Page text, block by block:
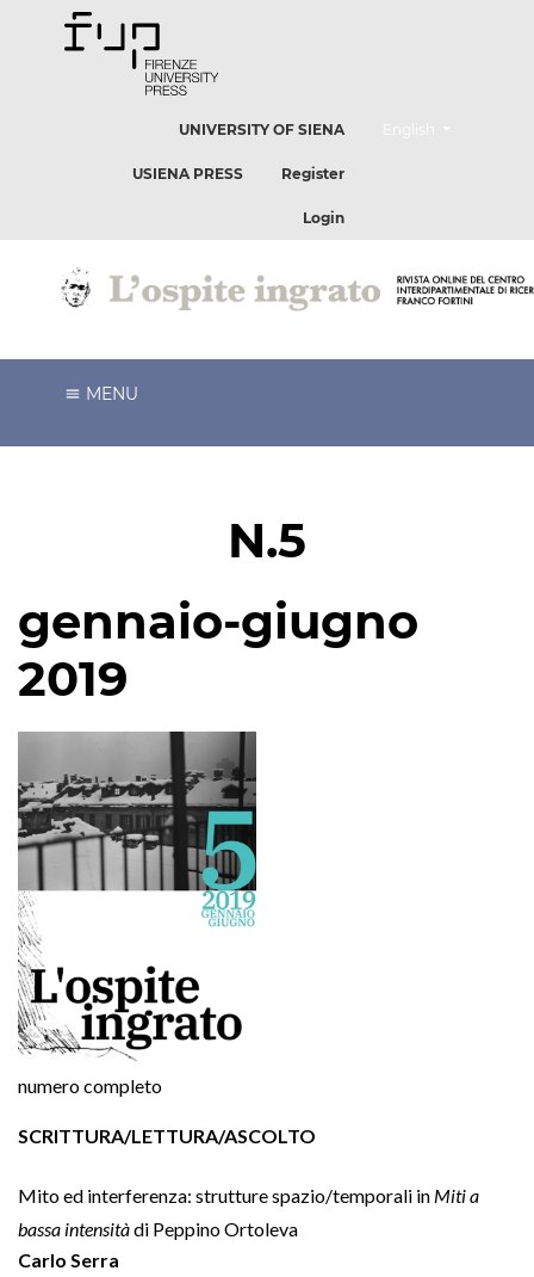
UNIVERSITY OF SIENA
USIENA PRESS Register
Login
MENU
N.5
gennaio-giugno
2019
numero completo
SCRITTURA/LETTURA/ASCOLTO
Mito ed interferenza: strutture spazio/temporali in Miti a
bassa intensitàdi Peppino Ortoleva
Carlo Serra